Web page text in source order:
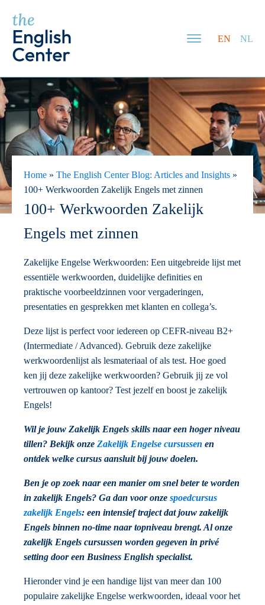
EN NL
Home » The English Center Blog: Articles and Insights »
100+ Werkwoorden Zakelijk Engels met zinnen
100+ Werkwoorden Zakelijk
Engels met zinnen
Zakelijke Engelse Werkwoorden: Een uitgebreide lijst met
essentiële werkwoorden, duidelijke definities en
praktische voorbeeldzinnen voor vergaderingen,
presentaties en gesprekken met klanten en collega’s.
Deze lijst is perfect voor iedereen op CEFR-niveau B2+
(Intermediate / Advanced). Gebruik deze zakelijke
werkwoordenlijst als lesmateriaal of als test. Hoe goed
ken jij deze zakelijke werkwoorden? Gebruik jij ze vol
vertrouwen op kantoor? Test jezelf en boost je zakelijk
Engels!
Wilje jouw Zakelijk Engels skills naar een hoger niveau
tillen? Bekijk onze Zakelijk Engelse cursussen en
ontdek welke cursus aansluit bij jouw doelen.
Ben je op zoek naar een manier om snel beter te worden
in zakelijk Engels? Ga dan voor onze spoedcursus
zakelijk Engels: een intensief traject dat jouw zakelijk
Engels binnen no-time naar topniveau brengt. Al onze
zakelijk Engels cursussen worden gegeven in privé
setting door een Business English specialist.
Hieronder vind je een handige lijst van meer dan 100
populaire zakelijke Engelse werkwoorden, ideaal voor het